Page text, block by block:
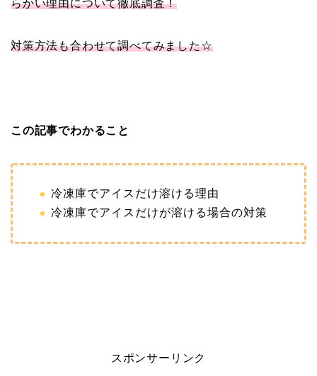
らかい理由について徹底調査！
対策方法も合わせて調べてみました☆
この記事でわかること
冷凍庫でアイスだけ溶ける理由
冷凍庫でアイスだけが溶ける場合の対策
スポンサーリンク